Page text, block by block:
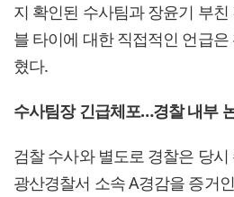
지 확인된 수사팀과 장윤기 부
블 타이에 대한 직접적인 언급
혔다.
수사팀장 긴급체포…경찰 내부
검찰 수사와 별도로 경찰은 당
광산경찰서 소속 A경감을 증거